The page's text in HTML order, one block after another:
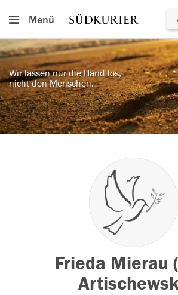
Menü
Wir lassen nur die Hand los,
nicht den Menschen.
Frieda Mierau